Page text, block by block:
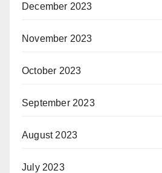
December 2023
November 2023
October 2023
September 2023
August 2023
July 2023